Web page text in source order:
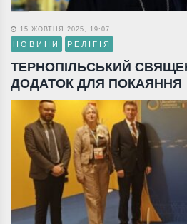
15 ЖОВТНЯ 2025, 19:07
НОВИНИ РЕЛІГІЯ
ТЕРНОПІЛЬСЬКИЙ
ДОДАТОК ДЛЯ ПОКАЯННЯ